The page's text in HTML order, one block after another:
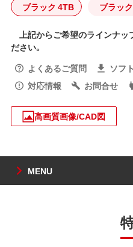
ブラック 4TB ブラッ
上記からご希望のラインナッ
ださい。
よくあるご質問
ソフ
対応情報
お問合せ
高画質画像/CAD図
MENU